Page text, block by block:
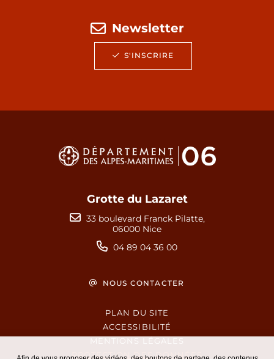
Newsletter
S'INSCRIRE
Grotte du Lazaret
33 boulevard Franck Pilatte,
06000 Nice
04 89 04 36 00
NOUS CONTACTER
PLAN DU SITE
ACCESSIBILITÉ
MENTIONS LÉGALES
PROTECTION DES DONNÉES